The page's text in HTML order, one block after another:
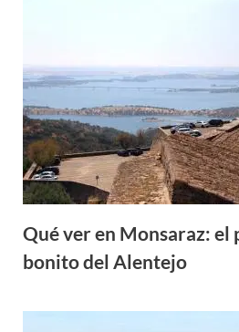
Qué ver en Monsaraz: el
bonito del Alentejo